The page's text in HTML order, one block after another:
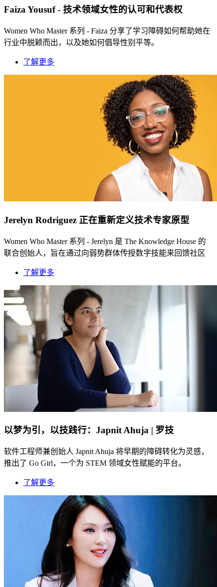
Faiza Yousuf - 技术领域女性的认可和代表权
Women Who Master 系列 - Faiza 分享了学习障碍如何帮助她在
行业中脱颖而出，以及她如何倡导性别平等。
了解更多
Jerelyn Rodriguez 正在重新定义技术专家原型
Women Who Master 系列 - Jerelyn 是 The Knowledge House 的
联合创始人，旨在通过向弱势群体传授数字技能来回馈社区
了解更多
以梦为引，以技践行：Japnit Ahuja | 罗技
软件工程师兼创始人 Japnit Ahuja 将早期的障碍转化为灵感，
推出了 Go Girl，一个为 STEM 领域女性赋能的平台。
了解更多